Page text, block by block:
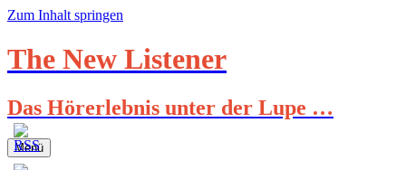
Zum Inhalt springen
The New Listener
Das Hörerlebnis unter der Lupe …
Menü